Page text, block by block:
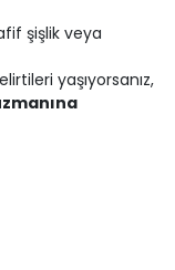
şişlik veya
yaşıyorsanız,